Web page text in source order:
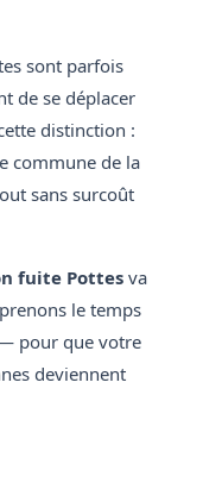
sont parfois
de se déplacer
distinction :
commune de la
sans surcoût
fuite Pottes va
le temps
pour que votre
deviennent